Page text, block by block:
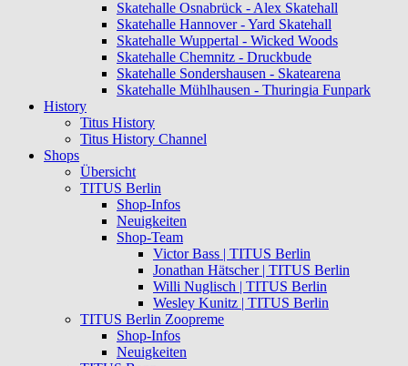
Skatehalle Osnabrück - Alex Skatehall
Skatehalle Hannover - Yard Skatehall
Skatehalle Wuppertal - Wicked Woods
Skatehalle Chemnitz - Druckbude
Skatehalle Sondershausen - Skatearena
Skatehalle Mühlhausen - Thuringia Funpark
History
Titus History
Titus History Channel
Shops
Übersicht
TITUS Berlin
Shop-Infos
Neuigkeiten
Shop-Team
Victor Bass | TITUS Berlin
Jonathan Hätscher | TITUS Berlin
Willi Nuglisch | TITUS Berlin
Wesley Kunitz | TITUS Berlin
TITUS Berlin Zoopreme
Shop-Infos
Neuigkeiten